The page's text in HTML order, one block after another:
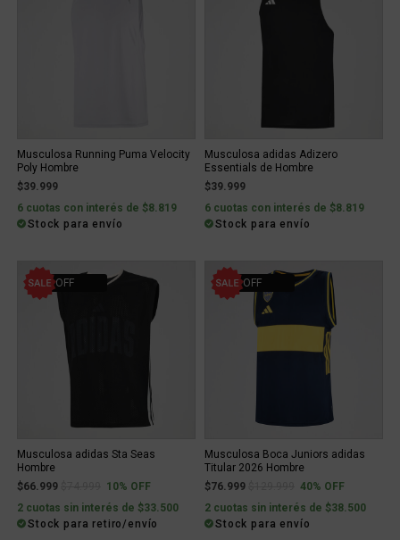
Musculosa Running Puma Velocity
Poly Hombre
$39.999
6 cuotas con interés de $8.819
Stock para envío
Musculosa adidas Adizero
Essentials de Hombre
$39.999
6 cuotas con interés de $8.819
Stock para envío
10% OFF
Musculosa adidas Sta Seas
Hombre
$66.999
Price reduced from
to10% OFF
2 cuotas sin interés de $33.500
Stock para retiro/envío
40% OFF
Musculosa Boca Juniors adidas
Titular 2026 Hombre
$76.999
Price reduced from
to40% OFF
2 cuotas sin interés de $38.500
Stock para envío